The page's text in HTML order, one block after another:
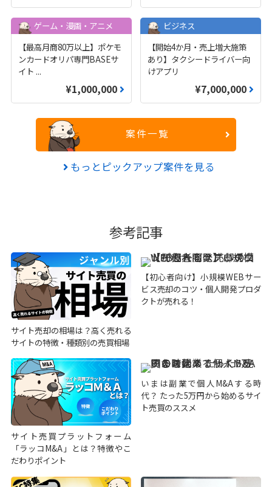
ゲーム・漫画・アニメ
【最高月商80万以上】ポケモ
ンカードオリパ専門BASEサ
イト ...
¥1,000,000
ビジネス
【開始4か月・売上増大施策
あり】タクシードライバー向
けアプリ
¥7,000,000
案件一覧
もっとピックアップ案件を見る
参考記事
サイト売却の相場は？高く売れる
サイトの特徴・種類別の売買相場
【初心者向け】小規模WEBサー
ビス売却のコツ・個人開発プロダ
クトが売れる！
サイト売買プラットフォーム
「ラッコM&A」とは？特徴やこ
だわりポイント
いまは副業で個人M&Aする時
代？ たった5万円から始めるサイ
ト売買のススメ